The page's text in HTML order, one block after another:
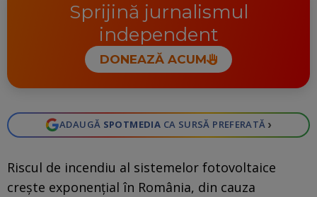
Sprijină jurnalismul
independent
DONEAZĂ ACUM
ADAUGĂ SPOTMEDIA CA SURSĂ PREFERATĂ ›
Riscul de incendiu al sistemelor fotovoltaice
creşte exponenţial în România, din cauza